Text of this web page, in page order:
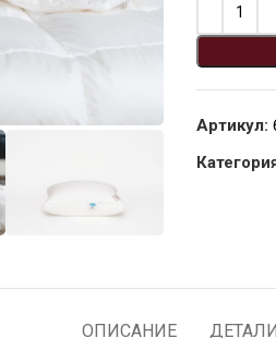
Артикул:
ОПИСАНИЕ ДЕТАЛИ